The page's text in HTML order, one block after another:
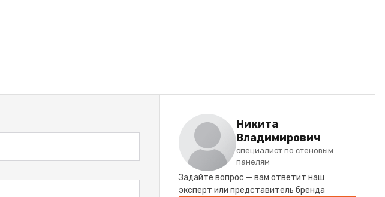
Никита
Владимирович
специалист по стеновым
панелям
Задайте вопрос — вам ответит наш
эксперт или представитель бренда